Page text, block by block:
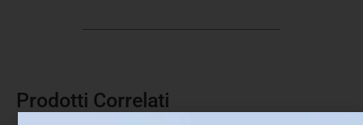
Prodotti Correlati